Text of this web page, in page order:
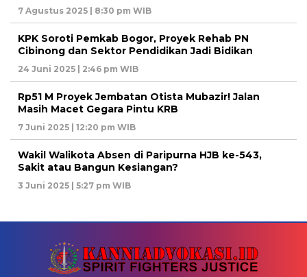
7 Agustus 2025 | 8:30 pm WIB
KPK Soroti Pemkab Bogor, Proyek Rehab PN
Cibinong dan Sektor Pendidikan Jadi Bidikan
24 Juni 2025 | 2:46 pm WIB
Rp51 M Proyek Jembatan Otista Mubazir! Jalan
Masih Macet Gegara Pintu KRB
7 Juni 2025 | 12:20 pm WIB
Wakil Walikota Absen di Paripurna HJB ke-543,
Sakit atau Bangun Kesiangan?
3 Juni 2025 | 5:27 pm WIB